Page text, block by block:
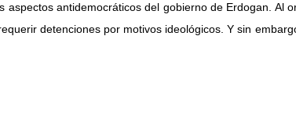
antidemocráticos del gobierno de Erdogan. Al
detenciones por motivos ideológicos. Y sin